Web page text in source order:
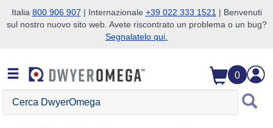
Salta alla ricerca
Salta al contenuto principale
Salta alla navigazione
Italia 800 906 907 | Internazionale +39 022 333 1521 | Benvenuti
sul nostro nuovo sito web. Avete riscontrato un problema o un bug?
Segnalatelo qui.
0
Cerca
DwyerOmega